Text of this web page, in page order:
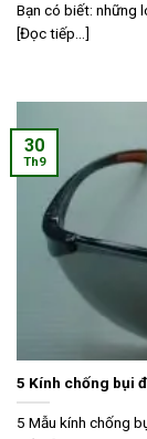
Bạn có biết: những
[Đọc tiếp...]
5 Kính chống bụi
5 Mẫu kính chống
30
Th9